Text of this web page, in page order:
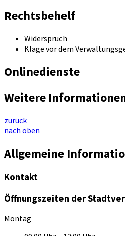
Rechtsbehelf
Widerspruch
Klage vor dem
Onlinedienste
Weitere
zurück
nach oben
Allgemeine
Kontakt
Öffnungszeiten der
Montag